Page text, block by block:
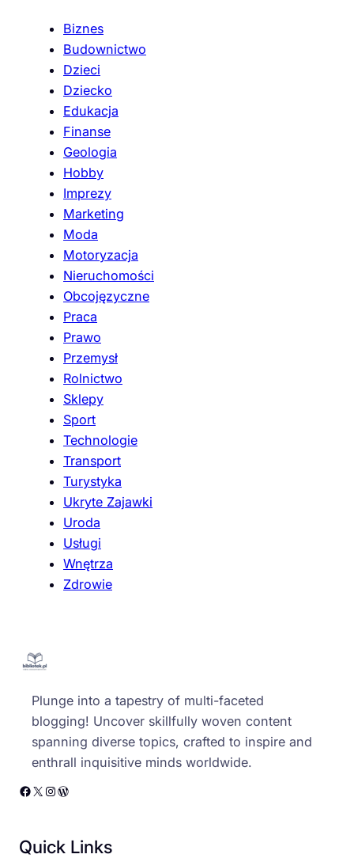
Biznes
Budownictwo
Dzieci
Dziecko
Edukacja
Finanse
Geologia
Hobby
Imprezy
Marketing
Moda
Motoryzacja
Nieruchomości
Obcojęzyczne
Praca
Prawo
Przemysł
Rolnictwo
Sklepy
Sport
Technologie
Transport
Turystyka
Ukryte Zajawki
Uroda
Usługi
Wnętrza
Zdrowie
Plunge into a tapestry of multi-faceted
blogging! Uncover skillfully woven content
spanning diverse topics, crafted to inspire and
enthrall inquisitive minds worldwide.
Facebook X Instagram WordPress
Quick Links